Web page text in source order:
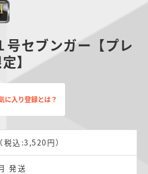
号セブンガー【プレ
】
に入り登録とは？
込:3,520円）
発送